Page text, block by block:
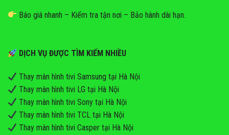
Báo giá nhanh – Kiểm tra tận nơi – Bảo hành dài hạn.
DỊCH VỤ ĐƯỢC TÌM KIẾM NHIỀU
Thay màn hình tivi Samsung tại Hà Nội
Thay màn hình tivi LG tại Hà Nội
Thay màn hình tivi Sony tại Hà Nội
Thay màn hình tivi TCL tại Hà Nội
Thay màn hình tivi Casper tại Hà Nội